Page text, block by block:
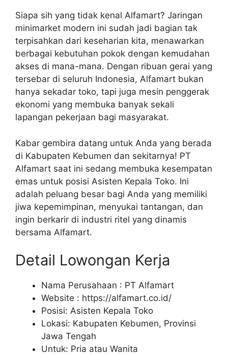
Siapa sih yang tidak kenal Alfamart? Jaringan
minimarket modern ini sudah jadi bagian tak
terpisahkan dari keseharian kita, menawarkan
berbagai kebutuhan pokok dengan kemudahan
akses di mana-mana. Dengan ribuan gerai yang
tersebar di seluruh Indonesia, Alfamart bukan
hanya sekadar toko, tapi juga mesin penggerak
ekonomi yang membuka banyak sekali
lapangan pekerjaan bagi masyarakat.
Kabar gembira datang untuk Anda yang berada
di Kabupaten Kebumen dan sekitarnya! PT
Alfamart saat ini sedang membuka kesempatan
emas untuk posisi Asisten Kepala Toko. Ini
adalah peluang besar bagi Anda yang memiliki
jiwa kepemimpinan, menyukai tantangan, dan
ingin berkarir di industri ritel yang dinamis
bersama Alfamart.
Detail Lowongan Kerja
Nama Perusahaan : PT Alfamart
Website : https://alfamart.co.id/
Posisi: Asisten Kepala Toko
Lokasi: Kabupaten Kebumen, Provinsi
Jawa Tengah
Untuk: Pria atau Wanita